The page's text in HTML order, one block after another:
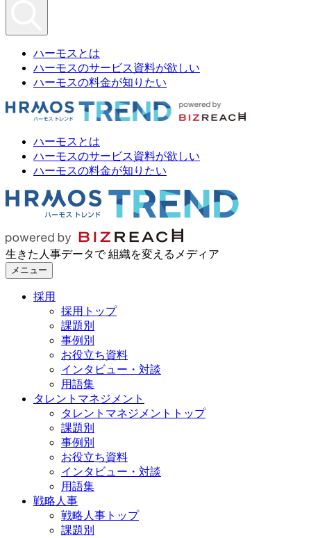
ハーモスとは
ハーモスのサービス資料が欲しい
ハーモスの料金が知りたい
ハーモスとは
ハーモスのサービス資料が欲しい
ハーモスの料金が知りたい
生きた人事データで 組織を変えるメディア
メニュー
採用
採用トップ
課題別
事例別
お役立ち資料
インタビュー・対談
用語集
タレントマネジメント
タレントマネジメントトップ
課題別
事例別
お役立ち資料
インタビュー・対談
用語集
戦略人事
戦略人事トップ
課題別